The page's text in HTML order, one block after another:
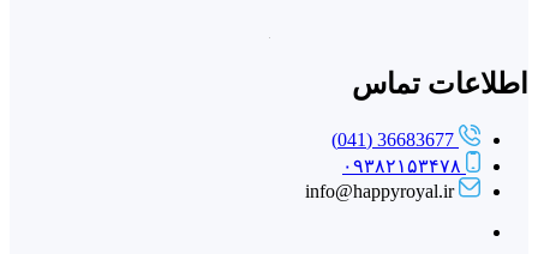
اطلاعات تماس
36683677 (041)
۰۹۳۸۲۱۵۳۴۷۸
info@happyroyal.ir